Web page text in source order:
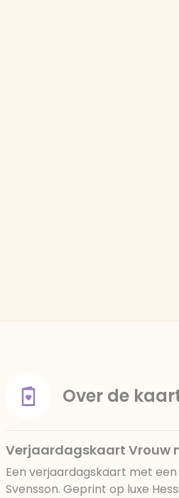
Over de
Verjaardagskaart Vrouw
Een verjaardagskaart met
Svensson. Geprint op luxe